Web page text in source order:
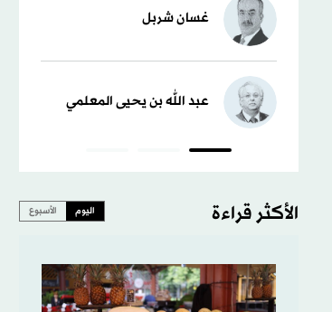
غسان شربل
عبد الله بن يحيى المعلمي
الأكثر قراءة اليوم الأسبوع